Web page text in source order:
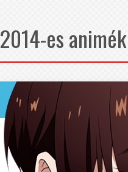
2014-es animék